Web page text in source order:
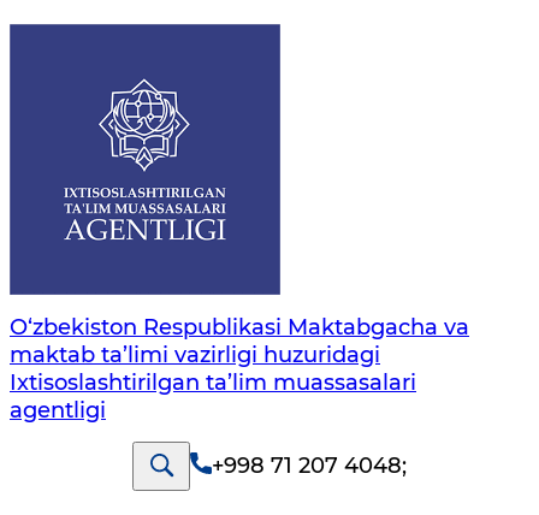
O‘zbekiston Respublikasi Maktabgacha va
maktab ta’limi vazirligi huzuridagi
Ixtisoslashtirilgan ta’lim muassasalari
agentligi
+998 71 207 4048;